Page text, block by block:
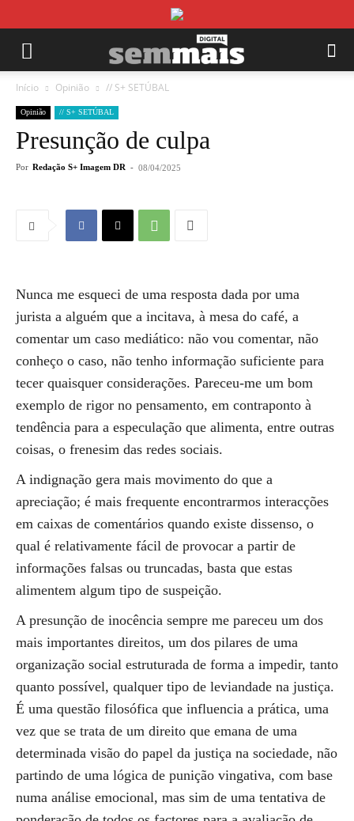
Início Opinião // S+ SETÚBAL
Opinião // S+ SETÚBAL
Presunção de culpa
Por Redação S+ Imagem DR - 08/04/2025
Nunca me esqueci de uma resposta dada por uma
jurista a alguém que a incitava, à mesa do café, a
comentar um caso mediático: não vou comentar, não
conheço o caso, não tenho informação suficiente para
tecer quaisquer considerações. Pareceu-me um bom
exemplo de rigor no pensamento, em contraponto à
tendência para a especulação que alimenta, entre outras
coisas, o frenesim das redes sociais.
A indignação gera mais movimento do que a
apreciação; é mais frequente encontrarmos interacções
em caixas de comentários quando existe dissenso, o
qual é relativamente fácil de provocar a partir de
informações falsas ou truncadas, basta que estas
alimentem algum tipo de suspeição.
A presunção de inocência sempre me pareceu um dos
mais importantes direitos, um dos pilares de uma
organização social estruturada de forma a impedir, tanto
quanto possível, qualquer tipo de leviandade na justiça.
É uma questão filosófica que influencia a prática, uma
vez que se trata de um direito que emana de uma
determinada visão do papel da justiça na sociedade, não
partindo de uma lógica de punição vingativa, com base
numa análise emocional, mas sim de uma tentativa de